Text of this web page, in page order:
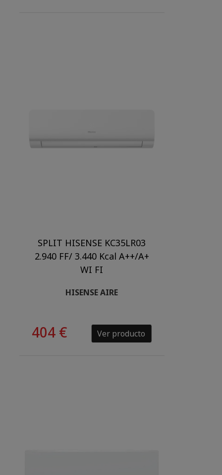
SPLIT HISENSE KC35LR03
2.940 FF/ 3.440 Kcal A++/A+
WI FI
HISENSE AIRE
404 € Ver producto